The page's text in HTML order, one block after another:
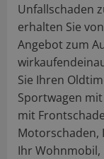
Unfallschaden
erhalten Sie
Angebot zum
Sie Ihren
Sportwagen
mit
Motorschaden,
Ihr Wohnmobil,